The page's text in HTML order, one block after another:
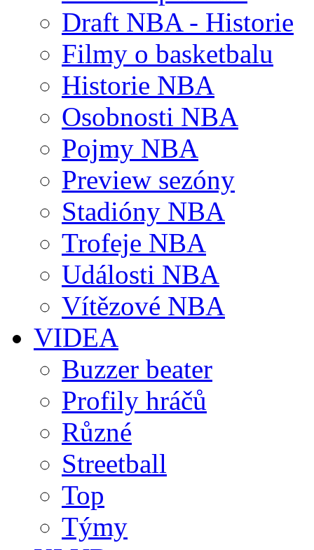
Draft NBA - Historie
Filmy o basketbalu
Historie NBA
Osobnosti NBA
Pojmy NBA
Preview sezóny
Stadióny NBA
Trofeje NBA
Události NBA
Vítězové NBA
VIDEA
Buzzer beater
Profily hráčů
Různé
Streetball
Top
Týmy